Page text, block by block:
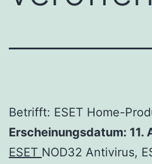
Betrifft: ESET Home-
Erscheinungsdatum: 11.
ESET NOD32 Antivirus,